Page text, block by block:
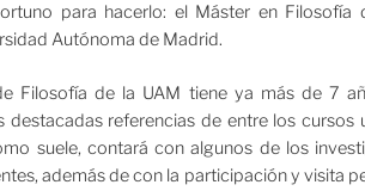
para hacerlo: el Máster en Filosofía
Autónoma de Madrid.
Filosofía de la UAM tiene ya más de 7
referencias de entre los cursos
suele, contará con algunos de los
además de con la participación y visita